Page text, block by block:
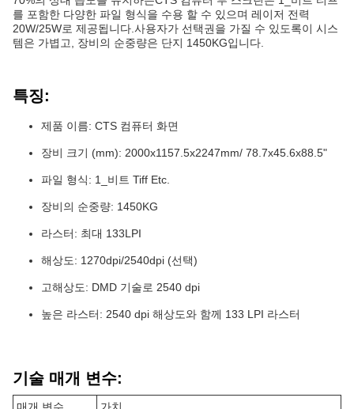
를 포함한 다양한 파일 형식을 수용 할 수 있으며 레이저 전력
20W/25W로 제공됩니다.사용자가 선택권을 가질 수 있도록이 시스
템은 가볍고, 장비의 순중량은 단지 1450KG입니다.
특징:
제품 이름: CTS 컴퓨터 화면
장비 크기 (mm): 2000x1157.5x2247mm/ 78.7x45.6x88.5"
파일 형식: 1_비트 Tiff Etc.
장비의 순중량: 1450KG
라스터: 최대 133LPI
해상도: 1270dpi/2540dpi (선택)
고해상도: DMD 기술로 2540 dpi
높은 라스터: 2540 dpi 해상도와 함께 133 LPI 라스터
기술 매개 변수: